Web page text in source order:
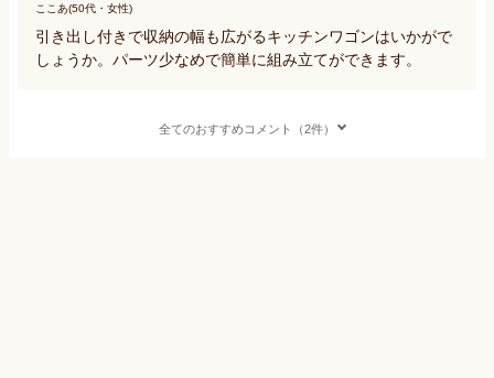
ここあ(50代・女性)
引き出し付きで収納の幅も広がるキッチンワゴンはいかがで
しょうか。パーツ少なめで簡単に組み立てができます。
全てのおすすめコメント（2件）